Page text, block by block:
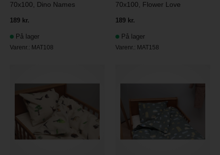
70x100, Dino Names
189 kr.
På lager
Varenr.: MAT108
70x100, Flower Love
189 kr.
På lager
Varenr.: MAT158